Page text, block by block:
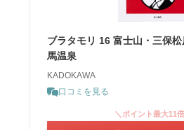
ブラタモリ 16 富士山・三保
馬温泉
KADOKAWA
口コミを見る
＼ポイント最大11